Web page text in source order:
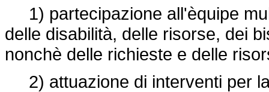
1) partecipazione all'èquipe
delle disabilità, delle risorse, dei
nonchè delle richieste e delle
2) attuazione di interventi per